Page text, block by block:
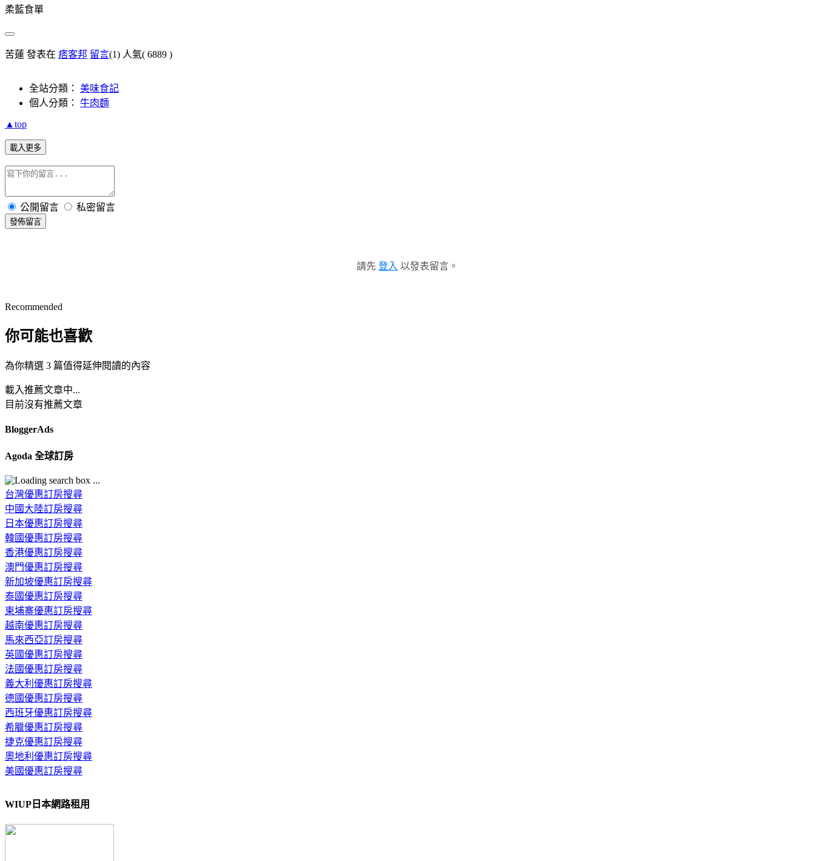
柔藍食單
苦蓮 發表在 痞客邦 留言(1) 人氣( 6889 )
全站分類： 美味食記
個人分類： 牛肉麵
▲top
載入更多
公開留言 私密留言
發佈留言
請先 登入 以發表留言。
Recommended
你可能也喜歡
為你精選 3 篇值得延伸閱讀的內容
載入推薦文章中...
目前沒有推薦文章
BloggerAds
Agoda 全球訂房
台灣優惠訂房搜尋
中國大陸訂房搜尋
日本優惠訂房搜尋
韓國優惠訂房搜尋
香港優惠訂房搜尋
澳門優惠訂房搜尋
新加坡優惠訂房搜尋
泰國優惠訂房搜尋
柬埔寨優惠訂房搜尋
越南優惠訂房搜尋
馬來西亞訂房搜尋
英國優惠訂房搜尋
法國優惠訂房搜尋
義大利優惠訂房搜尋
德國優惠訂房搜尋
西班牙優惠訂房搜尋
希臘優惠訂房搜尋
捷克優惠訂房搜尋
奧地利優惠訂房搜尋
美國優惠訂房搜尋
WIUP日本網路租用